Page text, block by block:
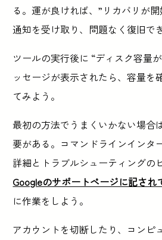
る。運が良ければ、”リカバリが
通知を受け取り、問題なく復旧で
ツールの実行後に “ディスク容量
ッセージが表示されたら、容量を
てみよう。
最初の方法でうまくいかない場合
要がある。コマンドラインインタ
詳細とトラブルシューティングの
Googleのサポートページに記され
に作業をしよう。
アカウントを切断したり、コンピ